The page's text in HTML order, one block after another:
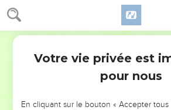
NE MANQUEZ PAS
Votre vie privée est
pour nous
En cliquant sur le bouton « Accepter tous